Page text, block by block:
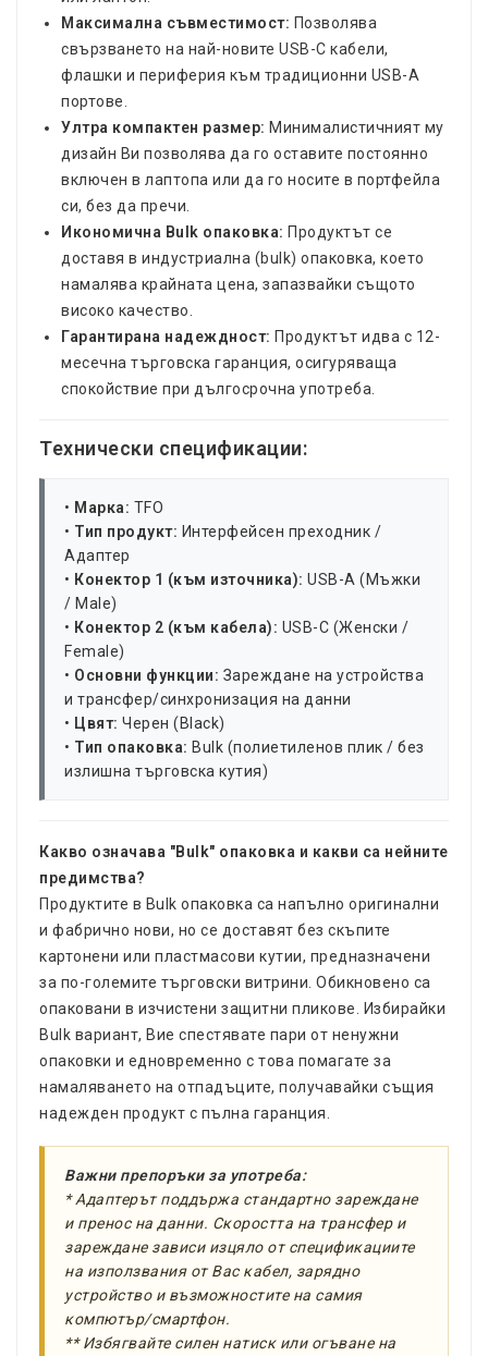
Максимална съвместимост: Позволява
свързването на най-новите USB-C кабели,
флашки и периферия към традиционни USB-A
портове.
Ултра компактен размер: Минималистичният му
дизайн Ви позволява да го оставите постоянно
включен в лаптопа или да го носите в портфейла
си, без да пречи.
Икономична Bulk опаковка: Продуктът се
доставя в индустриална (bulk) опаковка, което
намалява крайната цена, запазвайки същото
високо качество.
Гарантирана надеждност: Продуктът идва с 12-
месечна търговска гаранция, осигуряваща
спокойствие при дългосрочна употреба.
Технически спецификации:
• Марка: TFO
• Тип продукт: Интерфейсен преходник /
Адаптер
• Конектор 1 (към източника): USB-A (Мъжки
/ Male)
• Конектор 2 (към кабела): USB-C (Женски /
Female)
• Основни функции: Зареждане на устройства
и трансфер/синхронизация на данни
• Цвят: Черен (Black)
• Тип опаковка: Bulk (полиетиленов плик / без
излишна търговска кутия)
Какво означава "Bulk" опаковка и какви са нейните
предимства?
Продуктите в Bulk опаковка са напълно оригинални
и фабрично нови, но се доставят без скъпите
картонени или пластмасови кутии, предназначени
за по-големите търговски витрини. Обикновено са
опаковани в изчистени защитни пликове. Избирайки
Bulk вариант, Вие спестявате пари от ненужни
опаковки и едновременно с това помагате за
намаляването на отпадъците, получавайки същия
надежден продукт с пълна гаранция.
Важни препоръки за употреба:
* Адаптерът поддържа стандартно зареждане
и пренос на данни. Скоростта на трансфер и
зареждане зависи изцяло от спецификациите
на използвания от Вас кабел, зарядно
устройство и възможностите на самия
компютър/смартфон.
** Избягвайте силен натиск или огъване на